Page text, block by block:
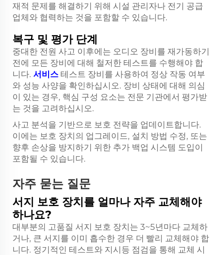
재적 문제를 해결하기 위해 시설 관리자나 전기 공급
업체와 협력하는 것을 포함할 수 있습니다.
복구 및 평가 단계
중대한 전원 사고 이후에는 오디오 장비를 재가동하기
전에 모든 장비에 대해 철저한 테스트를 수행해야 합
니다. 서비스 테스트 장비를 사용하여 정상 작동 여부
와 성능 사양을 확인하십시오. 장비 상태에 대해 의심
이 있는 경우, 핵심 구성 요소는 전문 기관에서 평가받
는 것을 고려하십시오.
사고 분석을 기반으로 보호 전략을 업데이트합니다.
이에는 보호 장치의 업그레이드, 설치 방법 수정, 또는
향후 손상을 방지하기 위한 추가 백업 시스템 도입이
포함될 수 있습니다.
자주 묻는 질문
서지 보호 장치를 얼마나 자주 교체해야
하나요?
대부분의 고품질 서지 보호 장치는 3~5년마다 교체하
거나, 큰 서지를 이미 흡수한 경우 더 빨리 교체해야 합
니다. 정기적인 테스트와 지시등 점검을 통해 교체 시